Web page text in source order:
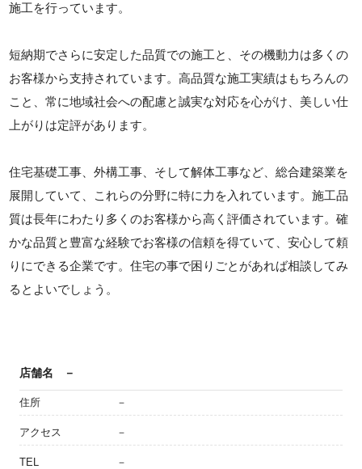
施工を行っています。
短納期でさらに安定した品質での施工と、その機動力は多くの
お客様から支持されています。高品質な施工実績はもちろんの
こと、常に地域社会への配慮と誠実な対応を心がけ、美しい仕
上がりは定評があります。
住宅基礎工事、外構工事、そして解体工事など、総合建築業を
展開していて、これらの分野に特に力を入れています。施工品
質は長年にわたり多くのお客様から高く評価されています。確
かな品質と豊富な経験でお客様の信頼を得ていて、安心して頼
りにできる企業です。住宅の事で困りごとがあれば相談してみ
るとよいでしょう。
店舗名 －
住所 －
アクセス －
TEL －